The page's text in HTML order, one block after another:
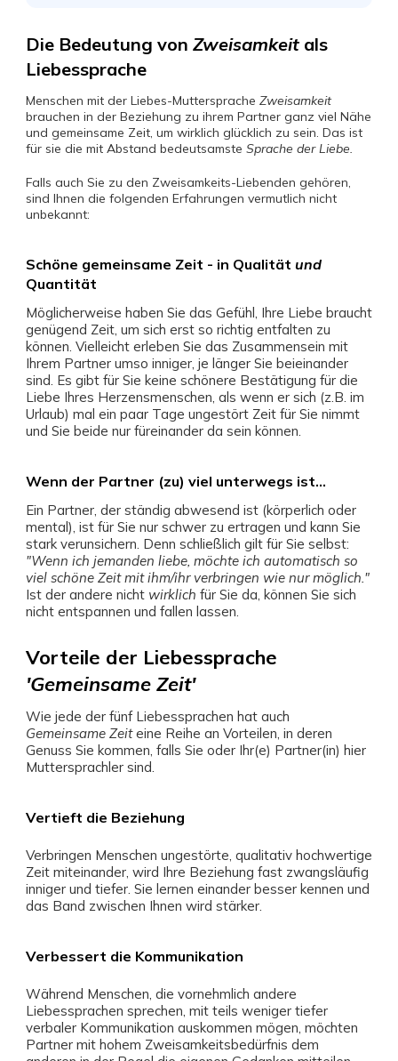
Die Bedeutung von Zweisamkeit als
Liebessprache
Menschen mit der Liebes-Muttersprache Zweisamkeit
brauchen in der Beziehung zu ihrem Partner ganz viel Nähe
und gemeinsame Zeit, um wirklich glücklich zu sein. Das ist
für sie die mit Abstand bedeutsamste Sprache der Liebe.
Falls auch Sie zu den Zweisamkeits-Liebenden gehören,
sind Ihnen die folgenden Erfahrungen vermutlich nicht
unbekannt:
Schöne gemeinsame Zeit - in Qualität und
Quantität
Möglicherweise haben Sie das Gefühl, Ihre Liebe braucht
genügend Zeit, um sich erst so richtig entfalten zu
können. Vielleicht erleben Sie das Zusammensein mit
Ihrem Partner umso inniger, je länger Sie beieinander
sind. Es gibt für Sie keine schönere Bestätigung für die
Liebe Ihres Herzensmenschen, als wenn er sich (z.B. im
Urlaub) mal ein paar Tage ungestört Zeit für Sie nimmt
und Sie beide nur füreinander da sein können.
Wenn der Partner (zu) viel unterwegs ist...
Ein Partner, der ständig abwesend ist (körperlich oder
mental), ist für Sie nur schwer zu ertragen und kann Sie
stark verunsichern. Denn schließlich gilt für Sie selbst:
"Wenn ich jemanden liebe, möchte ich automatisch so
viel schöne Zeit mit ihm/ihr verbringen wie nur möglich."
Ist der andere nicht wirklich für Sie da, können Sie sich
nicht entspannen und fallen lassen.
Vorteile der Liebessprache
'Gemeinsame Zeit'
Wie jede der fünf Liebessprachen hat auch
Gemeinsame Zeiteine Reihe an Vorteilen, in deren
Genuss Sie kommen, falls Sie oder Ihr(e) Partner(in) hier
Muttersprachler sind.
Vertieft die Beziehung
Verbringen Menschen ungestörte, qualitativ hochwertige
Zeit miteinander, wird Ihre Beziehung fast zwangsläufig
inniger und tiefer. Sie lernen einander besser kennen und
das Band zwischen Ihnen wird stärker.
Verbessert die Kommunikation
Während Menschen, die vornehmlich andere
Liebessprachen sprechen, mit teils weniger tiefer
verbaler Kommunikation auskommen mögen, möchten
Partner mit hohem Zweisamkeitsbedürfnis dem